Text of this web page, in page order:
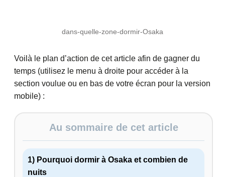
dans-quelle-zone-dormir-Osaka
Voilà le plan d’action de cet article afin de gagner du
temps (utilisez le menu à droite pour accéder à la
section voulue ou en bas de votre écran pour la version
mobile) :
Au sommaire de cet article
1) Pourquoi dormir à Osaka et combien de
nuits